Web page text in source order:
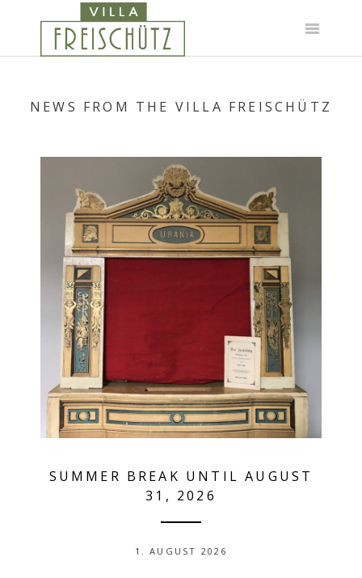
NEWS FROM THE VILLA FREISCHÜTZ
SUMMER BREAK UNTIL AUGUST
31, 2026
1. AUGUST 2026